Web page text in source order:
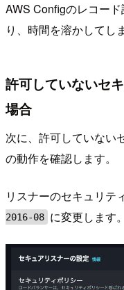
AWS Configのレコー
り、時間を溶かしてし
許可していないセ
場合
次に、許可していない
の動作を確認します。
リスナーのセキュリテ
2016-08 に変更します。